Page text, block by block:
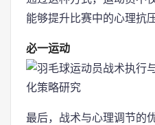
能够提升比赛中的心理抗
必一运动
最后，战术与心理调节的